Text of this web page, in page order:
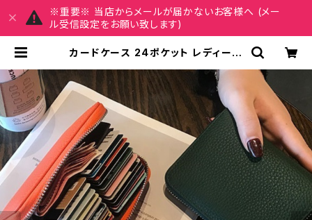
※重要※ 当店からメールが届かないお客様へ (メー
ル受信設定をお願い致します)
カードケース 24ポケット レディース
ド収納 大容量 24枚収納カードケー
ス ファスナー じゃばら 男 女 カード入
れ かわいい おしゃれ コンパクト クレ
ジットカード 保険証 名刺 ポイントカ
ード カード入れ 札入れ カジュアル デ
イリー お出かけ K-B0096 | MY C
HARM マイチャーム ワンピース スカ
ート レディースファッション 通販